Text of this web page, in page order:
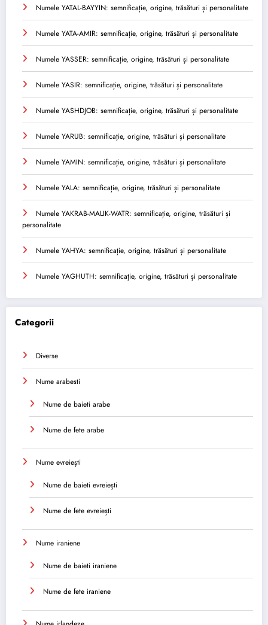
Numele YATAL-BAYYIN: semnificație, origine, trăsături și personalitate
Numele YATA-AMIR: semnificație, origine, trăsături și personalitate
Numele YASSER: semnificație, origine, trăsături și personalitate
Numele YASIR: semnificație, origine, trăsături și personalitate
Numele YASHDJOB: semnificație, origine, trăsături și personalitate
Numele YARUB: semnificație, origine, trăsături și personalitate
Numele YAMIN: semnificație, origine, trăsături și personalitate
Numele YALA: semnificație, origine, trăsături și personalitate
Numele YAKRAB-MALIK-WATR: semnificație, origine, trăsături și
personalitate
Numele YAHYA: semnificație, origine, trăsături și personalitate
Numele YAGHUTH: semnificație, origine, trăsături și personalitate
Categorii
Diverse
Nume arabesti
Nume de baieti arabe
Nume de fete arabe
Nume evreiești
Nume de baieti evreiești
Nume de fete evreiești
Nume iraniene
Nume de baieti iraniene
Nume de fete iraniene